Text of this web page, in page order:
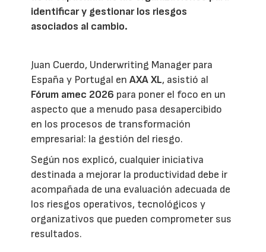
identificar y gestionar los riesgos
asociados al cambio.
Juan Cuerdo, Underwriting Manager para
España y Portugal enAXA XL, asistió al
Fórum amec 2026 para poner el foco en un
aspecto que a menudo pasa desapercibido
en los procesos de transformación
empresarial: la gestión del riesgo.
Según nos explicó, cualquier iniciativa
destinada a mejorar la productividad debe ir
acompañada de una evaluación adecuada de
los riesgos operativos, tecnológicos y
organizativos que pueden comprometer sus
resultados.